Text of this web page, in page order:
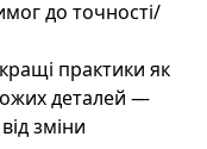
до точності/
практики як
деталей —
зміни